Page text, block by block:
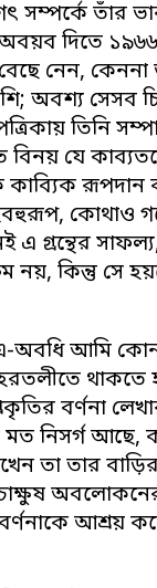
সম্পর্কে তাঁর
দিতে
বেছে নেন,
অবশ্য সেসব
তিনি
যে
কাব্যিক
কোথাও
এ গ্রন্থের
কিন্তু সে
অবধি আমি
থাকতে হয়
বর্ণনা
নিসর্গ আছে,
তা তার